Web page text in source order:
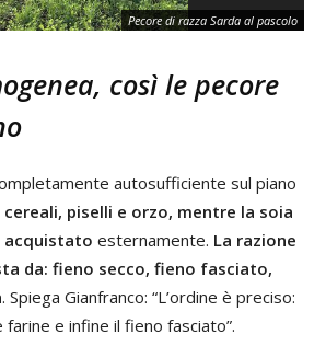
Pecore di razza Sarda al pascolo
così le pecore
autosufficiente sul piano
piselli e orzo, mentre la soia
acquistato esternamente. La razione
da: fieno secco, fieno fasciato,
. Spiega Gianfranco: “L’ordine è preciso:
e infine il fieno fasciato”.